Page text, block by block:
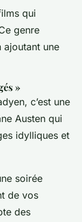
qui
genre
ajoutant une
»
c’est une
Austen qui
idylliques et
soirée
de vos
des